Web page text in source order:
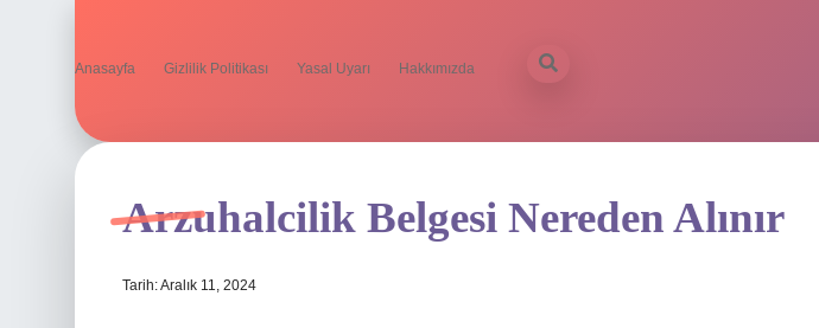
Anasayfa Gizlilik Politikası Yasal Uyarı Hakkımızda
Arzuhalcilik Belgesi Nereden Alınır
Tarih: Aralık 11, 2024